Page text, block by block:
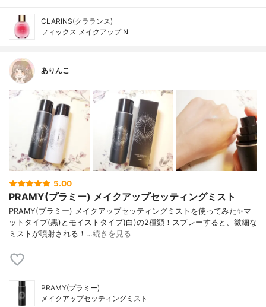
CLARINS(クラランス)
フィックス メイクアップ N
ありんこ
5.00
PRAMY(プラミー) メイクアップセッティングミスト
PRAMY(プラミー) メイクアップセッティングミストを使ってみた✨マ
ットタイプ(黒)とモイストタイプ(白)の2種類！スプレーすると、微細な
ミストが噴射される！…続きを見る
PRAMY(プラミー)
メイクアップセッティングミスト